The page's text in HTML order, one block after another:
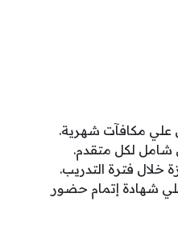
مكافآت شهرية.
لكل متقدم.
شهادة إتمام حضور